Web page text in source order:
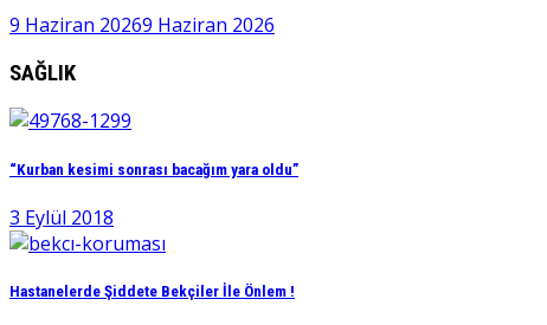
9 Haziran 20269 Haziran 2026
SAĞLIK
“Kurban kesimi sonrası bacağım yara oldu”
3 Eylül 2018
Hastanelerde Şiddete Bekçiler İle Önlem !